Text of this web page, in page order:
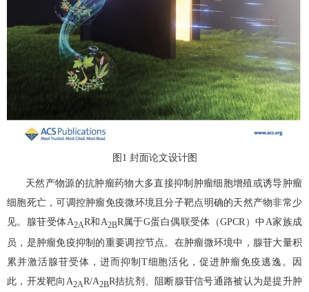
图 1 封面论文设计图
天然产物源的抗肿瘤药物大多直接抑制肿瘤细胞增殖或诱导肿瘤
细胞死亡，可调控肿瘤免疫微环境且分子靶点明确的天然产物非常少
见。腺苷受体A2AR和 A2BR 属于G蛋白偶联受体（GPCR ）中 A家族成
员，是肿瘤免疫抑制的重要调控节点。在肿瘤微环境中，腺苷大量积
累并激活腺苷受体，进而抑制 T细胞活化，促进肿瘤免疫逃逸。因
此，开发靶向 A2AR/A2BR拮抗剂、阻断腺苷信号通路被认为是提升肿